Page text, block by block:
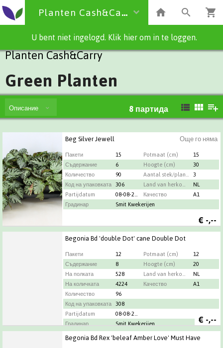
Planten Cash&Carry
U bent niet ingelogd. Klik hier om in te loggen.
Planten Cash&Carry
Green Planten
Описание 8 партида
Още го няма
Beg Silver Jewell
Пакети 15 Potmaat (cm)
15
Съдержание
6 Hoogte (cm)
30
Количество
90
3
Код на упаковката
306
NL
Partijdatum
Качество
A1
Градинар
Smit Kwekerijen
€ -,--
Begonia Bd 'double Dot' cane Double Dot
Пакети 12 Potmaat (cm)
12
Съдержание
8 Hoogte (cm)
20
На полката
528
NL
На количката
4224 Качество
A1
Количество
96
Код на упаковката
308
Partijdatum
Градинар
Smit Kwekerijen € -,--
Begonia Bd Rex 'beleaf Amber Love' Must Have